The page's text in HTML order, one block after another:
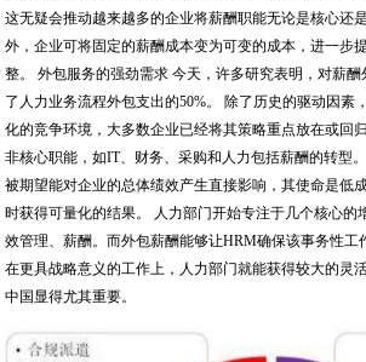
这无疑会推动越来越多的企业将薪酬职能无论是核心还
外，企业可将固定的薪酬成本变为可变的成本，进一步
整。 外包服务的强劲需求 今天，许多研究表明，对薪
了人力业务流程外包支出的50%。 除了历史的驱动因素
化的竞争环境，大多数企业已经将其策略重点放在或回
非核心职能，如IT、财务、采购和人力包括薪酬的转型
被期望能对企业的总体绩效产生直接影响，其使命是低
时获得可量化的结果。 人力部门开始专注于几个核心的
效管理、薪酬。而外包薪酬能够让HRM确保该事务性工
在更具战略意义的工作上，人力部门就能获得较大的灵
中国显得尤其重要。